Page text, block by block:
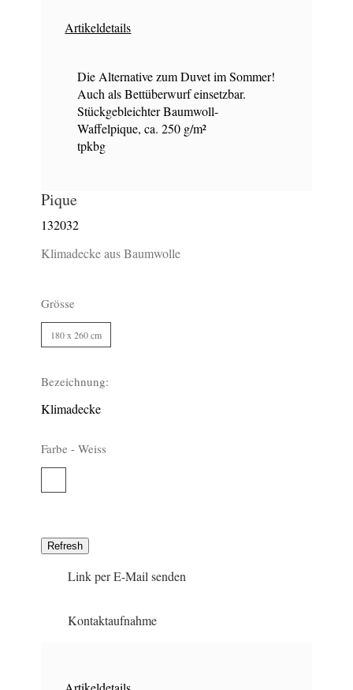
Artikeldetails
Die Alternative zum Duvet im Sommer!
Auch als Bettüberwurf einsetzbar.
Stückgebleichter Baumwoll-
Waffelpique, ca. 250 g/m²
tpkbg
Pique
132032
Klimadecke aus Baumwolle
Grösse
180 x 260 cm
Bezeichnung:
Klimadecke
Farbe -Weiss
Link per E-Mail senden
Kontaktaufnahme